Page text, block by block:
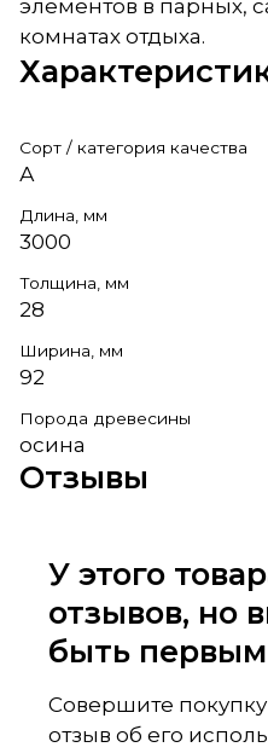
элементов в парных,
комнатах отдыха.
Сорт / категория качества
А
Длина, мм
3000
Толщина, мм
28
Ширина, мм
92
Порода древесины
осина
Отзывы
У этого
отзывов, но
быть первым
Совершите покупку
отзыв об его